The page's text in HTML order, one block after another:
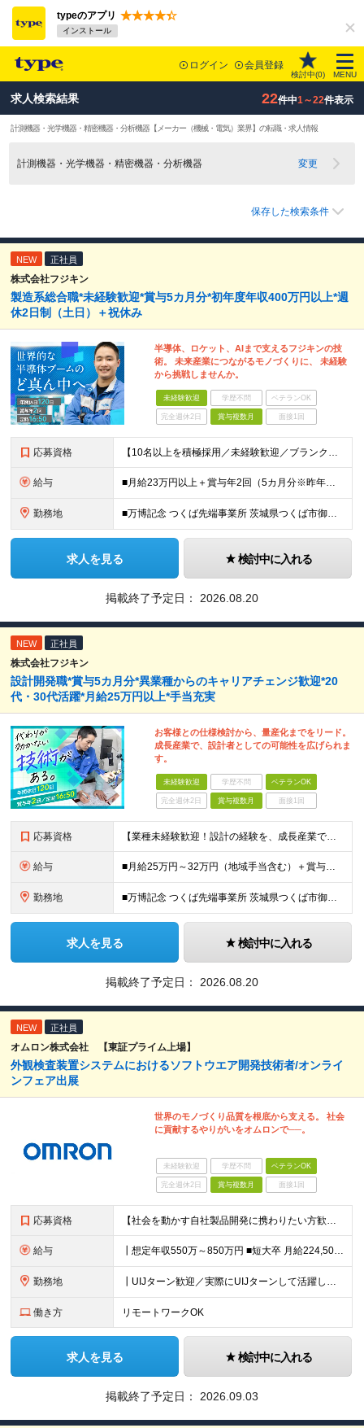
typeのアプリ
インストール
ログイン 会員登録
検討中(0) MENU
求人検索結果 22件中1～22件表示
計測機器・光学機器・精密機器・分析機器 【メーカー（機械・電気）業界】の転職・求人情報
計測機器・光学機器・精密機器・分析機器 変更
保存した検索条件
NEW 正社員
株式会社フジキン
製造系総合職*未経験歓迎*賞与5カ月分*初年度年収400万円以上*週
休2日制（土日）＋祝休み
半導体、ロケット、AIまで支えるフジキンの技
術。 未来産業につながるモノづくりに、 未経験
から挑戦しませんか。
未経験歓迎 学歴不問 ベテランOK
完全週休2日 賞与複数月 面接1回
応募資格 【10名以上を積極採用／未経験歓迎／ブランクOK】 ＜応募条件＞ ◇高卒以上 ◇職種・業種未経験歓迎 ◇第二新卒歓迎 ＜こんな方を歓迎します＞ ◎チームで協力しながら仕事を進めたい方 ◎モノづくり
給与 ■月給23万円以上＋賞与年2回（5カ月分※昨年度実績）＋各種手当 ※上記月給に残業代は含みません、残業代は別途全額支給いたします ※これまでの経験・スキルを考慮して優遇いたします
勤務地 ■万博記念 つくば先端事業所 茨城県つくば市御幸が丘18 ※U・Iターン歓迎
求人を見る 検討中に入れる
掲載終了予定日： 2026.08.20
NEW 正社員
株式会社フジキン
設計開発職*賞与5カ月分*異業種からのキャリアチェンジ歓迎*20
代・30代活躍*月給25万円以上*手当充実
お客様との仕様検討から、量産化までをリード。
成長産業で、設計者としての可能性を広げられま
す。
未経験歓迎 学歴不問 ベテランOK
完全週休2日 賞与複数月 面接1回
応募資格 【業種未経験歓迎！設計の経験を、成長産業で活かせます】 ＜応募条件＞ ◇高卒以上 ◇業種未経験歓迎 ◇何らかの製品設計経験をお持ちの方（分野不問） └2DCADまたは3DCADの操作経験がある方を想
給与 ■月給25万円～32万円（地域手当含む）＋賞与年2回（5カ月分※昨年度実績）＋各種手当 ※上記月給には月1万9075円以上の地域手当を含みます ※上記月給に残業代は含みません、残業代は別途全額支給い
勤務地 ■万博記念 つくば先端事業所 茨城県つくば市御幸が丘18 ※U・Iターン歓迎
求人を見る 検討中に入れる
掲載終了予定日： 2026.08.20
NEW 正社員
オムロン株式会社 【東証プライム上場】
外観検査装置システムにおけるソフトウエア開発技術者/オンライ
ンフェア出展
世界のモノづくり品質を根底から支える。 社会
に貢献するやりがいをオムロンで──。
未経験歓迎 学歴不問 ベテランOK
完全週休2日 賞与複数月 面接1回
応募資格 【社会を動かす自社製品開発に携わりたい方歓迎】 ┃必須条件 ■装置、設備向けソフトウェア開発経験 ■C/C++、C#いずれかの開発経験 ■ソフトウェア開発における要件整理、仕様定義の経験 ■短大卒以上
給与 ┃想定年収550万～850万円 ■短大卒 月給224,500円～ ■高専卒 月給262,000円～ ■大学卒 月給287,000円～ ■修士了 月給314,000円～ ■博士了 月給355,
勤務地 ┃UIJターン歓迎／実際にUIJターンして活躍している社員多数 ┃マイカー、バイク通勤可 ◇京都・大阪からのアクセスも良好 └京都駅から約20分 └大阪駅から約50分 【草津事業所】 滋賀県草津市
働き方 リモートワークOK
求人を見る 検討中に入れる
掲載終了予定日： 2026.09.03